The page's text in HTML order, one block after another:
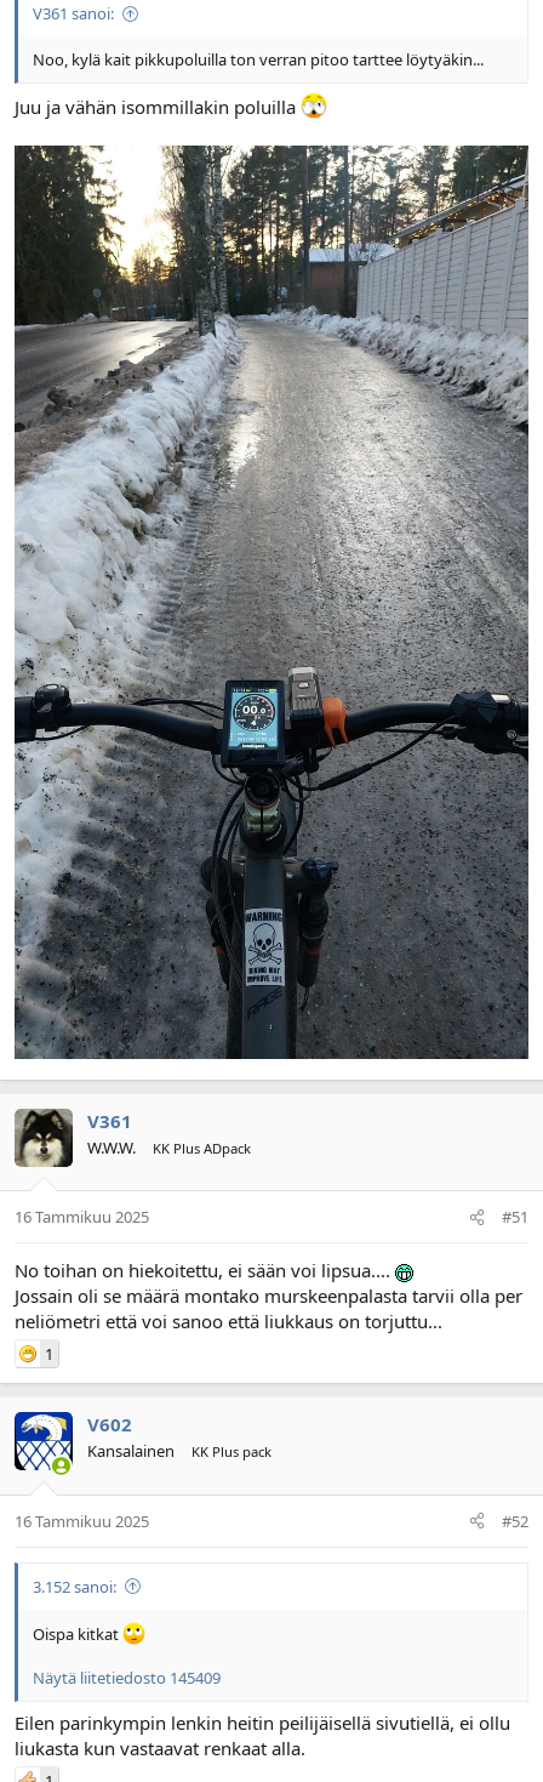
V361 sanoi:
Noo, kylä kait pikkupoluilla ton verran pitoo tarttee löytyäkin...
Juu ja vähän isommillakin poluilla
V361
W.W.W. KK Plus ADpack
16 Tammikuu 2025 #51
No toihan on hiekoitettu, ei sään voi lipsua....
Jossain oli se määrä montako murskeenpalasta tarvii olla per
neliömetri että voi sanoo että liukkaus on torjuttu...
1
V602
Kansalainen KK Plus pack
16 Tammikuu 2025 #52
3.152 sanoi:
Oispa kitkat
Näytä liitetiedosto 145409
Eilen parinkympin lenkin heitin peilijäisellä sivutiellä, ei ollu
liukasta kun vastaavat renkaat alla.